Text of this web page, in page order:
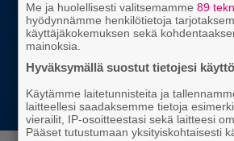
Me ja huolellisesti valitsemamme89
hyödynnämme henkilötietoja
käyttäjäkokemuksen sekä
mainoksia.
Hyväksymällä suostut tietojesi
Käytämme laitetunnisteita ja
laitteellesi saadaksemme tietoja
vierailit, IP-osoitteestasi sekä laitteesi
Pääset tutustumaan yksityiskohtaisesti